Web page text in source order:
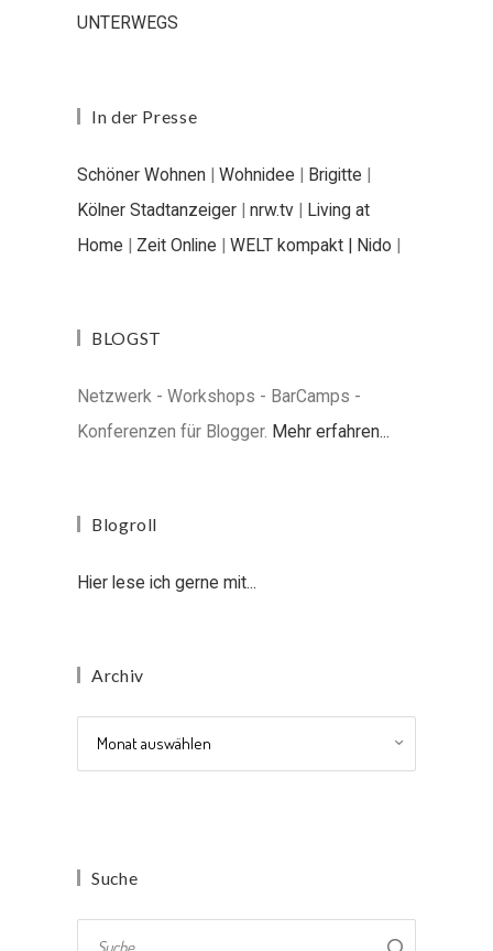
UNTERWEGS
In der Presse
Schöner Wohnen | Wohnidee | Brigitte |
Kölner Stadtanzeiger | nrw.tv | Living at
Home | Zeit Online | WELT kompakt | Nido |
BLOGST
Netzwerk - Workshops - BarCamps -
Konferenzen für Blogger. Mehr erfahren...
Blogroll
Hier lese ich gerne mit...
Archiv
Suche